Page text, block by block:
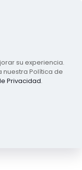
su experiencia.
nuestra Política de
Privacidad.